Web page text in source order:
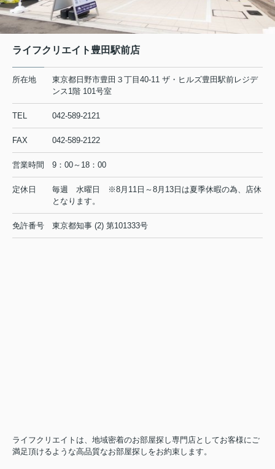
2026.08.04
日野市で一人暮らしを始めたい方必
見！賃貸の初期費用を抑えるコ...
初めて日野市で一人暮らしを始めると
き、最初に気になるのが賃貸の家賃相
場や初期費用ではないでしょうか。特
に社会人や学生の方にとって、毎月の
支出とまとまった初期費用のバランス
2026.08.04
◆◇◆
夏季休業のお知らせ
◆◇◆◇◆
平素は格別のご高配を賜り厚く御礼申し上げます。夏季休業
につき下記にお知らせ致します。
ライフクリエイト豊田駅前店
所在地
東京都日野市豊田３丁目40-11 ザ・ヒルズ豊田駅前レジデ
ンス1階 101号室
TEL 042-589-2121
FAX 042-589-2122
営業時間 9：00～18：00
定休日
毎週 水曜日 ※8月11日～8月13日は夏季休暇の為、店休
となります。
免許番号 東京都知事 (2) 第101333号
ライフクリエイトは、地域密着のお部屋探し専門店としてお客様にご
満足頂けるような高品質なお部屋探しをお約束します。